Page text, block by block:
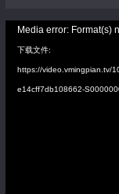
Media error: Format(s)
下载文件:
https://video.vmingpian.tv/
e14cff7db108662-